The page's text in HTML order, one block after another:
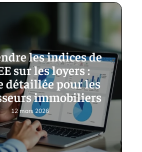
les indices de
sur les loyers :
détaillée pour les
immobiliers
12 mars 2026